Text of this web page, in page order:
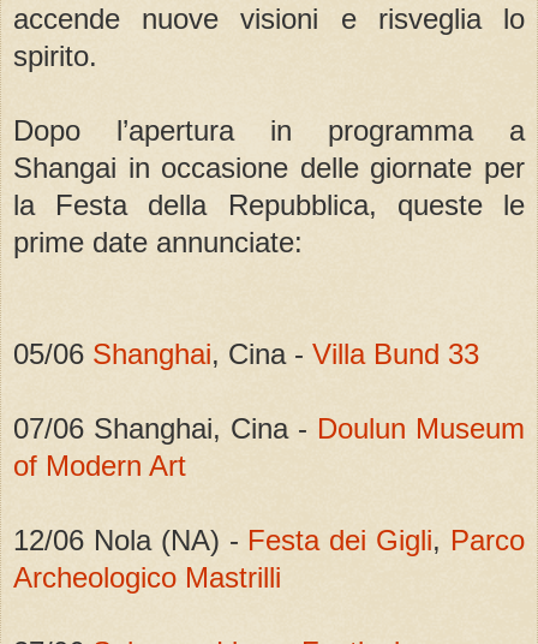
accende nuove visioni e risveglia lo
spirito.
Dopo l’apertura in programma a
Shangai in occasione delle giornate per
la Festa della Repubblica, queste le
prime date annunciate:
05/06 Shanghai, Cina - Villa Bund 33
07/06 Shanghai, Cina - Doulun Museum
of Modern Art
12/06 Nola (NA) - Festa dei Gigli, Parco
Archeologico Mastrilli